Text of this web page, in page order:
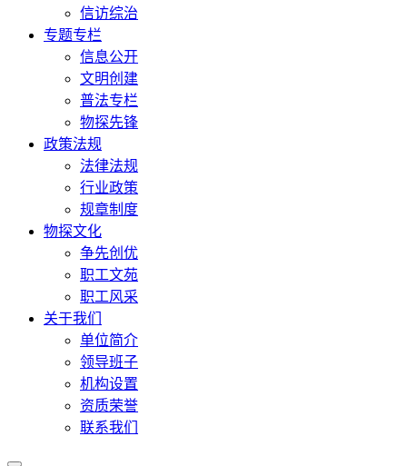
信访综治
专题专栏
信息公开
文明创建
普法专栏
物探先锋
政策法规
法律法规
行业政策
规章制度
物探文化
争先创优
职工文苑
职工风采
关于我们
单位简介
领导班子
机构设置
资质荣誉
联系我们